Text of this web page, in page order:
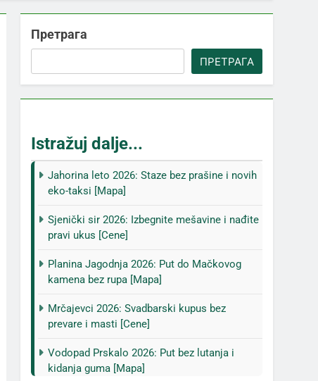
Претрага
ПРЕТРАГА
Istražuj dalje...
Jahorina leto 2026: Staze bez prašine i novih
eko-taksi [Mapa]
Sjenički sir 2026: Izbegnite mešavine i nađite
pravi ukus [Cene]
Planina Jagodnja 2026: Put do Mačkovog
kamena bez rupa [Mapa]
Mrčajevci 2026: Svadbarski kupus bez
prevare i masti [Cene]
Vodopad Prskalo 2026: Put bez lutanja i
kidanja guma [Mapa]